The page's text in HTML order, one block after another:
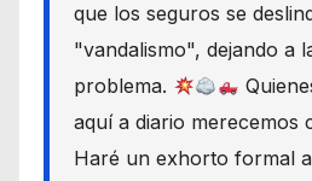
que los seguros se
"vandalismo", dejando a
problema.
aquí a diario merecemos
Haré un exhorto formal